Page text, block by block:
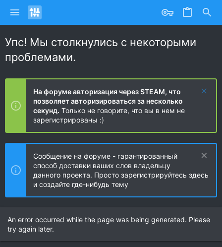
Упс! Мы столкнулись с некоторыми
проблемами.
На форуме авторизация через STEAM, что
позволяет авторизироваться за несколько
секунд. Только не говорите, что вы в нем не
зарегистрированы :)
Сообщение на форуме - гарантированный
способ доставки ваших слов владельцу
данного проекта. Просто зарегистрируйтесь здесь
и создайте где-нибудь тему
An error occurred while the page was being generated. Please
try again later.